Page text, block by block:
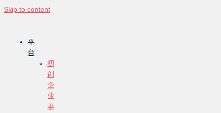
Skip to content
平
台
初
创
企
业
平